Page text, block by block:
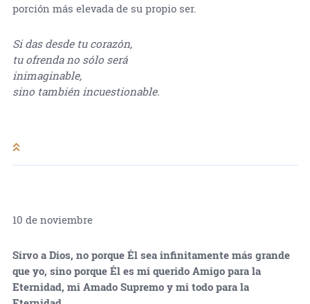
porción más elevada de su propio ser.
Si das desde tu corazón,
tu ofrenda no sólo será
inimaginable,
sino también incuestionable.
10 de noviembre
Sirvo a Dios, no porque Él sea infinitamente más grande
que yo, sino porque Él es mi querido Amigo para la
Eternidad, mi Amado Supremo y mi todo para la